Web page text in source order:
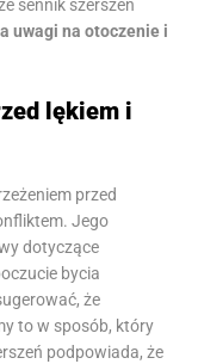
sennik szerszeń
uwagi na otoczenie i
lękiem i
przed
Jego
dotyczące
bycia
że
to w sposób, który
podpowiada, że